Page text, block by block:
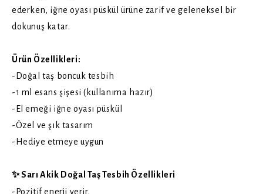
ederken, iğne oyası püskül ürüne zarif ve geleneksel bir
dokunuş katar.
Ürün Özellikleri:
-Doğal taş boncuk tesbih
-1 ml esans şişesi (kullanıma hazır)
-El emeği iğne oyası püskül
-Özel ve şık tasarım
-Hediye etmeye uygun
✨ Sarı Akik Doğal Taş Tesbih Özellikleri
-Pozitif enerji verir.